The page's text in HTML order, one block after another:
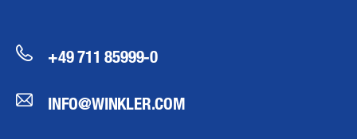
+49 711 85999-0
INFO@WINKLER.COM